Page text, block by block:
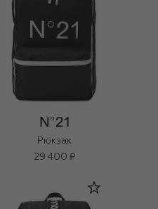
Рюкзак
29 400 ₽